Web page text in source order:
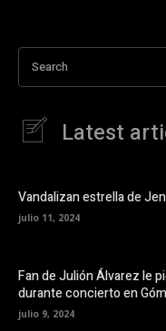
Search
Latest
Vandalizan estrella de
julio 11, 2024
Fan de Julión Álvarez le
durante concierto en
julio 9, 2024